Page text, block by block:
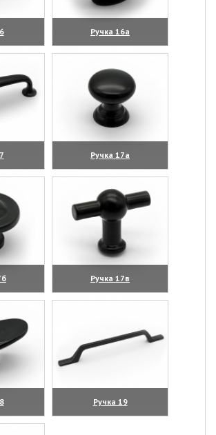
Ручка 16а
(увеличить)
Ручка 17а
(увеличить)
Ручка 17в
(увеличить)
Ручка 19
(увеличить)